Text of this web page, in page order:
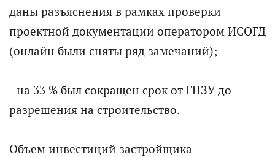
даны разъяснения в рамках проверки
проектной документации оператором ИСОГД
(онлайн были сняты ряд замечаний);
- на 33 % был сокращен срок от ГПЗУ до
разрешения на строительство.
Объем инвестиций застройщика